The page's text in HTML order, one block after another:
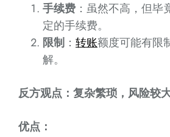
手续费 ：虽然不高，但
定的手续费。
限制 ： 转账额度可能有限
解。
反方观点：复杂繁琐，风险较
优点：